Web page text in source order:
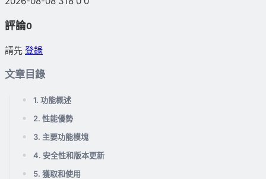
評論0
請先 登錄
文章目錄
1. 功能概述
2. 性能優勢
3. 主要功能模塊
4. 安全性和版本更新
5. 獲取和使用